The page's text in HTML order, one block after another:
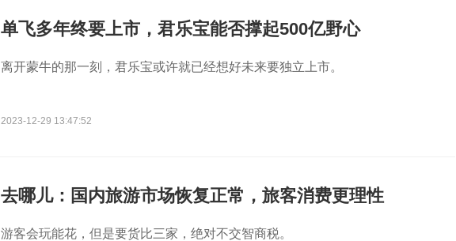
单飞多年终要上市，君乐宝能否撑起500亿野心
离开蒙牛的那一刻，君乐宝或许就已经想好未来要独立上市。
2023-12-29 13:47:52
去哪儿：国内旅游市场恢复正常，旅客消费更理性
游客会玩能花，但是要货比三家，绝对不交智商税。